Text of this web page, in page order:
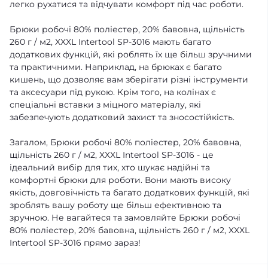
легко рухатися та відчувати комфорт під час роботи.
Брюки робочі 80% поліестер, 20% бавовна, щільність
260 г / м2, XXXL Intertool SP-3016 мають багато
додаткових функцій, які роблять їх ще більш зручними
та практичними. Наприклад, на брюках є багато
кишень, що дозволяє вам зберігати різні інструменти
та аксесуари під рукою. Крім того, на колінах є
спеціальні вставки з міцного матеріалу, які
забезпечують додатковий захист та зносостійкість.
Загалом, Брюки робочі 80% поліестер, 20% бавовна,
щільність 260 г / м2, XXXL Intertool SP-3016 - це
ідеальний вибір для тих, хто шукає надійні та
комфортні брюки для роботи. Вони мають високу
якість, довговічність та багато додаткових функцій, які
зроблять вашу роботу ще більш ефективною та
зручною. Не вагайтеся та замовляйте Брюки робочі
80% поліестер, 20% бавовна, щільність 260 г / м2, XXXL
Intertool SP-3016 прямо зараз!